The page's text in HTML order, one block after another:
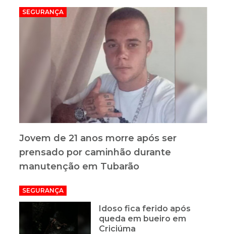
SEGURANÇA
Jovem de 21 anos morre após ser
prensado por caminhão durante
manutenção em Tubarão
SEGURANÇA
Idoso fica ferido após
queda em bueiro em
Criciúma